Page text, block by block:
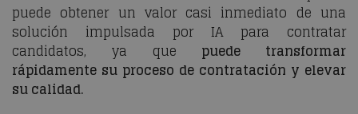
puede obtener un valor casi inmediato de una
solución impulsada por IA para contratar
candidatos, ya que puede transformar
rápidamente su proceso de contratación y elevar
su calidad.